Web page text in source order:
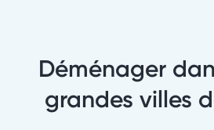
Déménager
grandes villes